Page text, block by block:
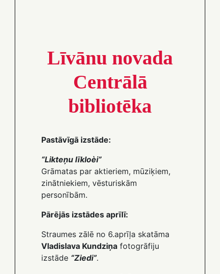
Līvānu novada
Centrālā
bibliotēka
Pastāvīgā izstāde:
“Likteņu līkloèi”
Grāmatas par aktieriem, mūziķiem,
zinātniekiem, vēsturiskām
personībām.
Pārējās izstādes aprīlī:
Straumes zālē no 6.aprīļa skatāma
Vladislava Kundziņa fotogrāfiju
izstāde “Ziedi”.